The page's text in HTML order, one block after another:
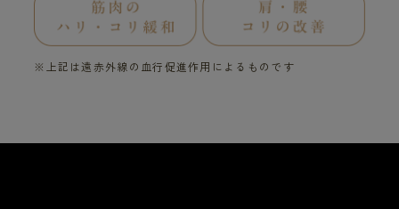
※上記は遠赤外線の血行促進作用によるものです